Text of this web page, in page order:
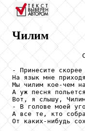
Чилим
- Принесите
На язык мне
Мы чилим кое-чем
А уж песня
Вот, я слышу,
- В голове моей
А все те, кто
От каких-нибудь